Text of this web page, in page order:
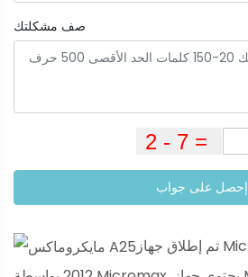
صف مشكلتك
إحصل على جواب
تم إطلاق جهاز MicromaxA25 في سبتمبر